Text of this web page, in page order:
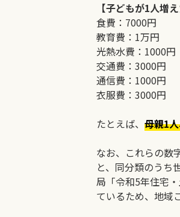
【子どもが1人増
食費：7000円
教育費：1万円
光熱水費：1000円
交通費：3000円
通信費：1000円
衣服費：3000円
たとえば、 母親1
なお、これらの数
と、同分類のうち
局「令和5年住宅
ているため、地域